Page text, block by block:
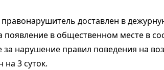
доставлен в
появление в общественном месте в
за нарушение правил поведения на
на 3 суток.